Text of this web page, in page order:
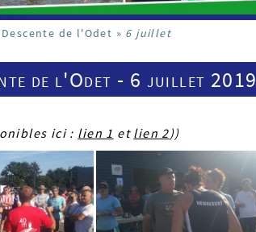
Descente de l'Odet » 6 juillet
de l'Odet - 6 juillet 2019
ici : lien 1 et lien 2))